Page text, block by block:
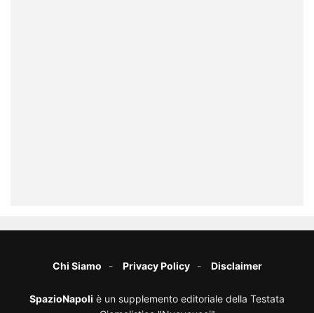
Chi Siamo Privacy Policy Disclaimer
SpazioNapoli è un supplemento editoriale della Testata